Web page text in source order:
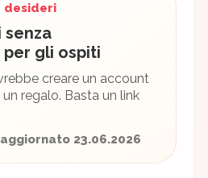
desideri
senza
gli ospiti
creare un account
regalo. Basta un link
23.06.2026